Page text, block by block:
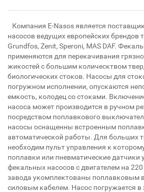
Компания E-Nasos является
насосов ведущих европейских брендов
Grundfos, Zenit, Speroni, MAS DAF.
применяются для перекачивания
жикостей с большим колическтвом
биологических стоков. Насосы для
погружном исполнении, опускаются
емкость, колодец со стоками.
насоса может производится в ручном
посредством поплавкового
насосы оснащенны встроенным
автоматической работы. Для больших
необходим пульт управления к
поплавки или пневматические датчики
фекальных насосов с двигателем на 220
завода укомплектованы поплавковым
силовым кабелем. Насос погружается в